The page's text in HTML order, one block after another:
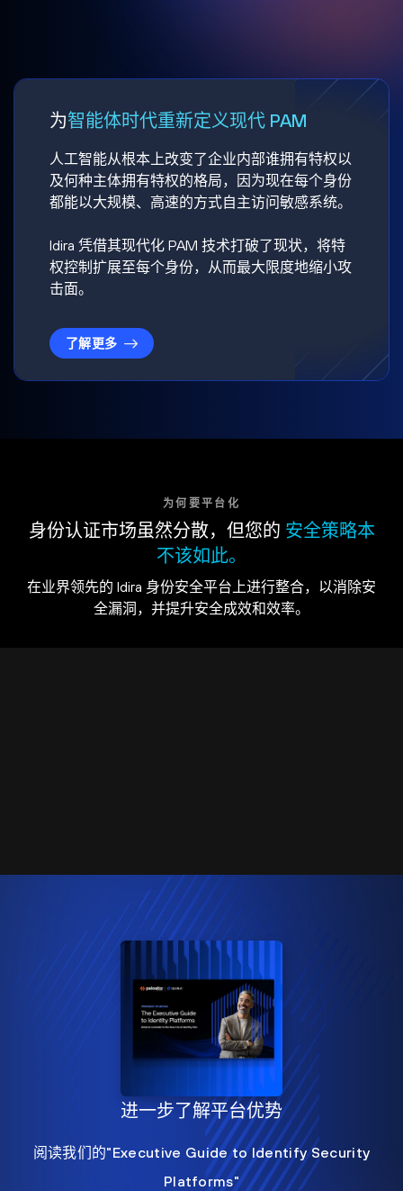
为智能体时代重新定义现代 PAM
人工智能从根本上改变了企业内部谁拥有特权以
及何种主体拥有特权的格局，因为现在每个身份
都能以大规模、高速的方式自主访问敏感系统。
Idira 凭借其现代化 PAM 技术打破了现状，将特
权控制扩展至每个身份，从而最大限度地缩小攻
击面。
了解更多
为何要平台化
身份认证市场虽然分散，但您的 安全策略本
不该如此。
在业界领先的 Idira 身份安全平台上进行整合，以消除安
全漏洞，并提升安全成效和效率。
进一步了解平台优势
阅读我们的"Executive Guide to Identify Security
Platforms"